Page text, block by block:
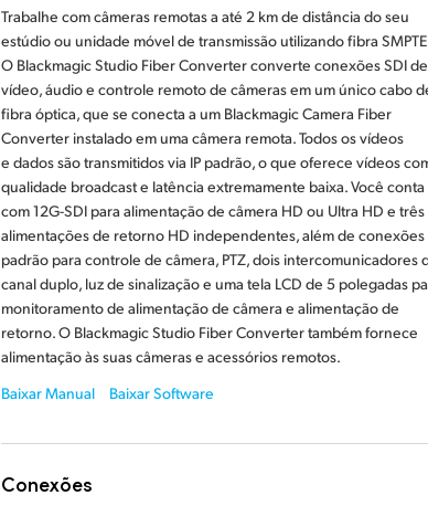
Trabalhe com câmeras remotas a até 2 km de distância do seu
estúdio ou unidade móvel de transmissão utilizando fibra
O Blackmagic Studio Fiber Converter converte conexões SDI de
vídeo, áudio e controle remoto de câmeras em um único cabo
fibra óptica, que se conecta a um Blackmagic Camera Fiber
Converter instalado em uma câmera remota. Todos os vídeos
e dados são transmitidos via IP padrão, o que oferece vídeos
qualidade broadcast e latência extremamente baixa. Você conta
com 12G-SDI para alimentação de câmera HD ou Ultra HD e três
alimentações de retorno HD independentes, além de conexões
padrão para controle de câmera, PTZ, dois intercomunicadores
canal duplo, luz de sinalização e uma tela LCD de 5 polegadas
monitoramento de alimentação de câmera e alimentação de
retorno. O Blackmagic Studio Fiber Converter também fornece
alimentação às suas câmeras e acessórios remotos.
Baixar Manual
Baixar Software
Conexões